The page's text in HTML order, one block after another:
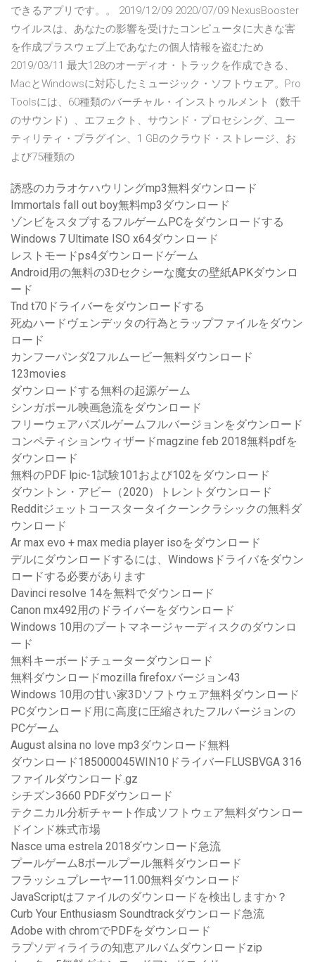
できるアプリです。。 2019/12/09 2020/07/09 NexusBooster
ウイルスは、あなたの影響を受けたコンピュータに大きな害
を作成プラスウェブ上であなたの個人情報を盗むため
2019/03/11 最大128のオーディオ・トラックを作成できる、
MacとWindowsに対応したミュージック・ソフトウェア。Pro
Toolsには、60種類のバーチャル・インストゥルメント（数千
のサウンド）、エフェクト、サウンド・プロセシング、ユー
ティリティ・プラグイン、1 GBのクラウド・ストレージ、お
よび75種類の
誘惑のカラオケハウリングmp3無料ダウンロード
Immortals fall out boy無料mp3ダウンロード
ゾンビをスタブするフルゲームPCをダウンロードする
Windows 7 Ultimate ISO x64ダウンロード
レストモードps4ダウンロードゲーム
Android用の無料の3Dセクシーな魔女の壁紙APKダウンロ
ード
Tnd t70ドライバーをダウンロードする
死ぬハードヴェンデッタの行為とラップファイルをダウン
ロード
カンフーパンダ2フルムービー無料ダウンロード
123movies
ダウンロードする無料の起源ゲーム
シンガポール映画急流をダウンロード
フリーウェアパズルゲームフルバージョンをダウンロード
コンペティションウィザードmagzine feb 2018無料pdfを
ダウンロード
無料のPDF lpic-1試験101および102をダウンロード
ダウントン・アビー（2020）トレントダウンロード
Redditジェットコースタータイクーンクラシックの無料ダ
ウンロード
Ar max evo + max media player isoをダウンロード
デルにダウンロードするには、Windowsドライバをダウン
ロードする必要があります
Davinci resolve 14を無料でダウンロード
Canon mx492用のドライバーをダウンロード
Windows 10用のブートマネージャーディスクのダウンロ
ード
無料キーボードチューターダウンロード
無料ダウンロードmozilla firefoxバージョン43
Windows 10用の甘い家3Dソフトウェア無料ダウンロード
PCダウンロード用に高度に圧縮されたフルバージョンの
PCゲーム
August alsina no love mp3ダウンロード無料
ダウンロード185000045WIN10ドライバーFLUSBVGA 316
ファイルダウンロード.gz
シチズン3660 PDFダウンロード
テクニカル分析チャート作成ソフトウェア無料ダウンロー
ドインド株式市場
Nasce uma estrela 2018ダウンロード急流
プールゲーム8ボールプール無料ダウンロード
フラッシュプレーヤー11.00無料ダウンロード
JavaScriptはファイルのダウンロードを検出しますか？
Curb Your Enthusiasm Soundtrackダウンロード急流
Adobe with chromでPDFをダウンロード
ラプソディライラの知恵アルバムダウンロードzip